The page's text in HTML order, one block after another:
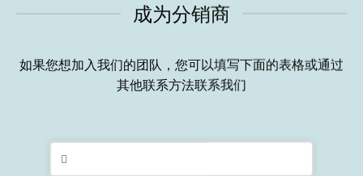
成为分销商
如果您想加入我们的团队，您可以填写下面的表格或通过
其他联系方法联系我们